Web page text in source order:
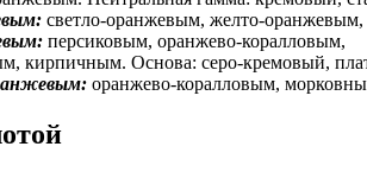
светло-оранжевым, желто-
персиковым, оранжево-коралловым,
кирпичным. Основа: серо-кремовый,
оранжево-коралловым,